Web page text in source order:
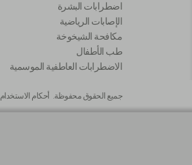
اضطرابات البشرة
الإصابات الرياضية
مكافحة الشيخوخة
طب الأطفال
الاضطرابات العاطفية الموسمية
جميع الحقوق محفوظة. أحكام الاستخدام